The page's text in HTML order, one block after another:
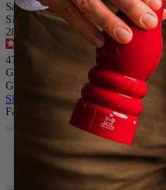
Salzmühle, 14 cm, natur,
SKU
2838100
5-110
47,90 €
Größe
Gewürz
Skip the carrousel
Farbe
Natur
Schokolade